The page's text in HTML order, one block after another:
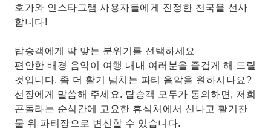
호가와 인스타그램 사용자들에게 진정한 천국을 선사
합니다!
탑승객에게 딱 맞는 분위기를 선택하세요
편안한 배경 음악이 여행 내내 여러분을 즐겁게 해 드릴
것입니다. 좀 더 활기 넘치는 파티 음악을 원하시나요?
선장에게 말씀해 주세요. 탑승객 모두가 동의하면, 저희
곤돌라는 순식간에 고요한 휴식처에서 신나고 활기찬
물 위 파티장으로 변신할 수 있습니다.